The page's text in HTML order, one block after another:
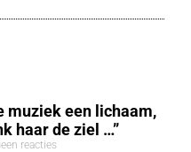
muziek een lichaam,
haar de ziel …”
reacties